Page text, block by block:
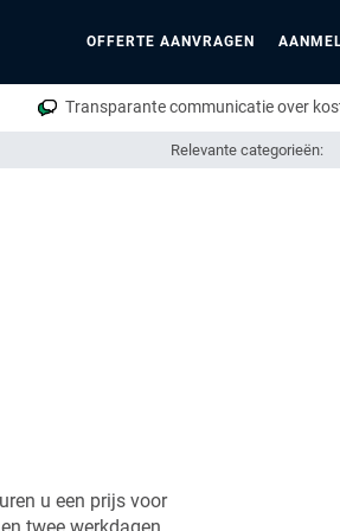
OFFERTE AANVRAGEN
Transparante communicatie over
Relevante categorieën:
u een prijs voor